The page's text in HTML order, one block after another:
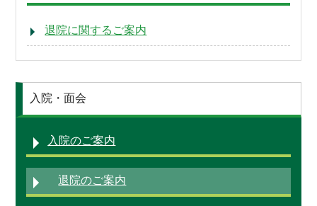
退院に関するご案内
入院・面会
入院のご案内
退院のご案内